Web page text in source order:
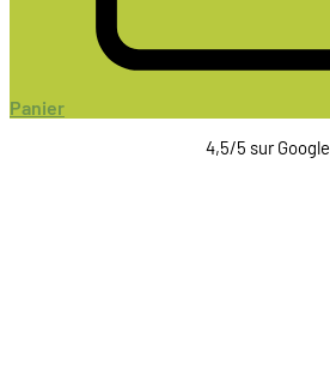
Panier
4,5/5 sur Google